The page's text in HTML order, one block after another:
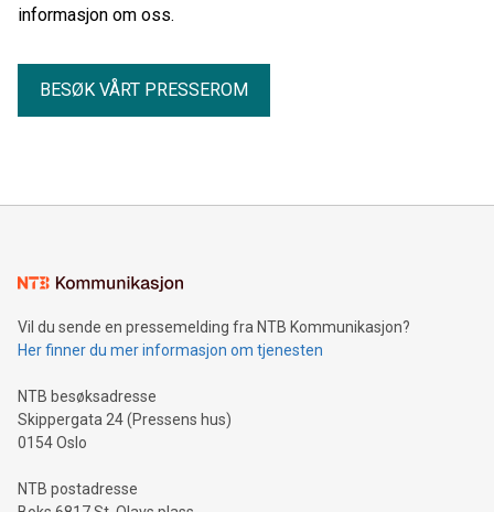
informasjon om oss.
BESØK VÅRT PRESSEROM
Vil du sende en pressemelding fra NTB Kommunikasjon?
Her finner du mer informasjon om tjenesten
NTB besøksadresse
Skippergata 24 (Pressens hus)
0154 Oslo
NTB postadresse